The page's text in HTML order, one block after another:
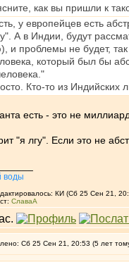
как вы пришли к
у европейцев есть
А в Индии, будут
и проблемы не будет,
который был бы
Кто-то из Индийских
есть - это не
"я лгу". Если это не
воды
КИ (Сб 25 Сен 21,
СлаваА
Сб 25 Сен 21, 20:53 (5 лет